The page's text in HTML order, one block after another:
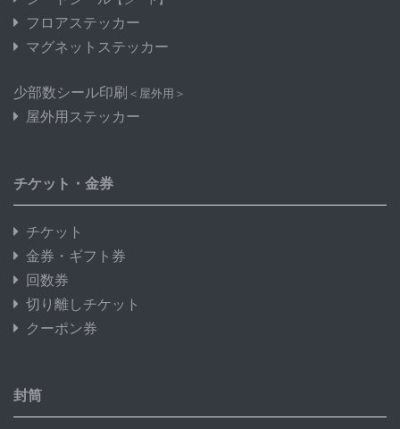
フロアステッカー
マグネットステッカー
少部数シール印刷 ＜屋外用＞
屋外用ステッカー
チケット・金券
チケット
金券・ギフト券
回数券
切り離しチケット
クーポン券
封筒